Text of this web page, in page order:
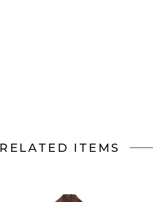
RELATED ITEMS